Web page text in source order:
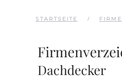
STARTSEITE
Dachdecker